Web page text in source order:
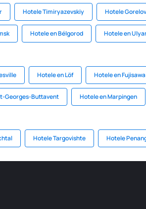
Hotele Timiryazevskiy Hotele
Hotele en Bélgorod Hotele en
Hotele en Löf Hotele en Fujisawa
Georges-Buttavent Hotele en Marpingen
Hotele Targovishte Hotele